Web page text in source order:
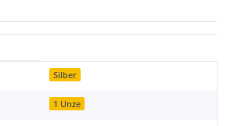
Silber
1 Unze